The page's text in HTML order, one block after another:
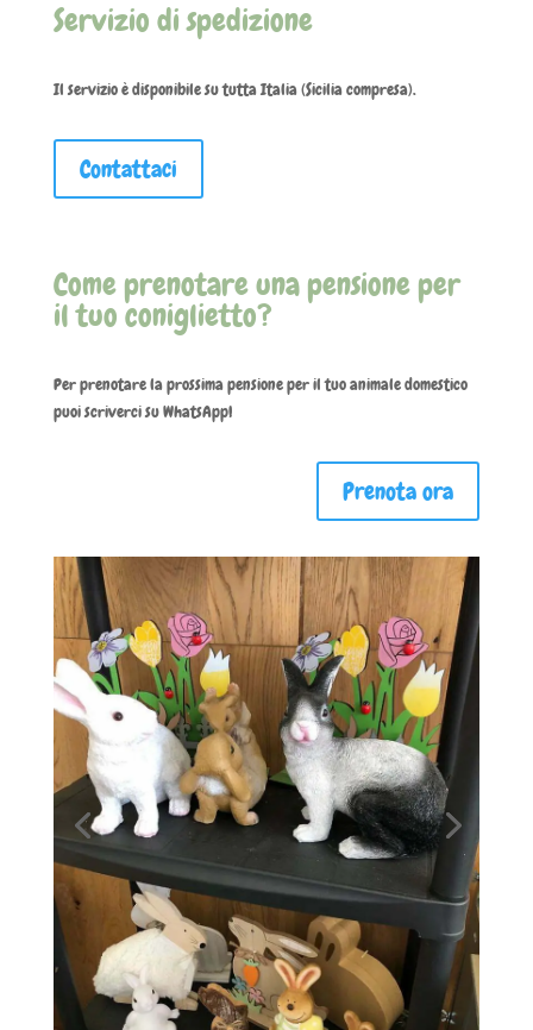
Servizio di spedizione
Il servizio è disponibile su tutta Italia (Sicilia compresa).
Contattaci
Come prenotare una pensione per
il tuo coniglietto?
Per prenotare la prossima pensione per il tuo animale domestico
puoi scriverci su WhatsApp!
Prenota ora